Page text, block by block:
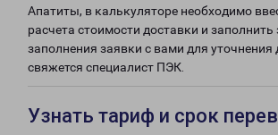
Апатиты, в калькуляторе необходимо
расчета стоимости доставки и заполнить
заполнения заявки с вами для уточнения
свяжется специалист ПЭК.
Узнать тариф и срок